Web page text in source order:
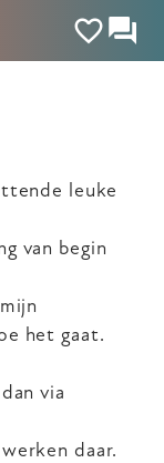
leuke
van begin
het gaat.
via
daar.